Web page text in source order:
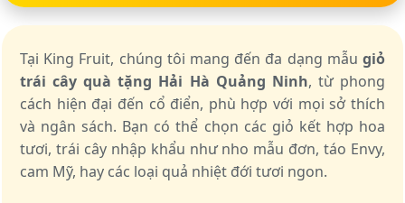
Tại King Fruit, chúng tôi mang đến đa dạng mẫu giỏ
trái cây quà tặng Hải Hà Quảng Ninh, từ phong
cách hiện đại đến cổ điển, phù hợp với mọi sở thích
và ngân sách. Bạn có thể chọn các giỏ kết hợp hoa
tươi, trái cây nhập khẩu như nho mẫu đơn, táo Envy,
cam Mỹ, hay các loại quả nhiệt đới tươi ngon.